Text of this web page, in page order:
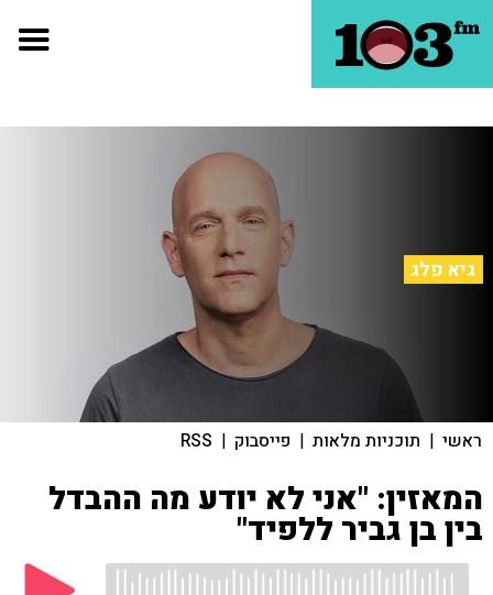
גיא פלג
ראשי | תוכניות מלאות | פייסבוק |
RSS
המאזין: "אני לא יודע מה ההבדל
בין בן גביר ללפיד"